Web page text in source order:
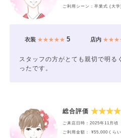
ご利用シーン：卒業式 (大
衣装★★★★★ 5 店内
スタッフの方がとても親切で明る
ったです。
総合評価
ご来店日時：2025年11月頃
ご利用金額： ¥55,000くらい